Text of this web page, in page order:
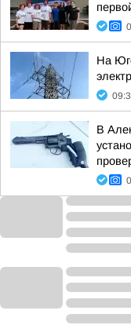
На
В